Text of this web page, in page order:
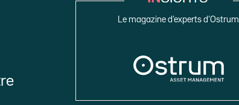
Le magazine d’experts d’Ostrum